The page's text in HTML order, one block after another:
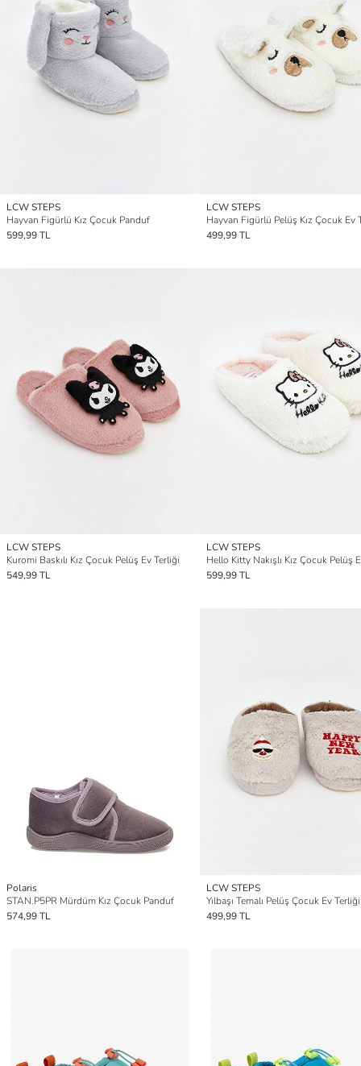
LCW STEPS
Hayvan Figürlü Kız Çocuk Panduf
599,99 TL
LCW STEPS
Hayvan Figürlü Pelüş Kız Çocuk Ev
499,99 TL
LCW STEPS
Kuromi Baskılı Kız Çocuk Pelüş Ev Terliği
549,99 TL
LCW STEPS
599,99 TL
Polaris
STAN.P5PR Mürdüm Kız Çocuk Panduf
574,99 TL
LCW STEPS
Yılbaşı Temalı Pelüş Çocuk Ev Terliği
499,99 TL